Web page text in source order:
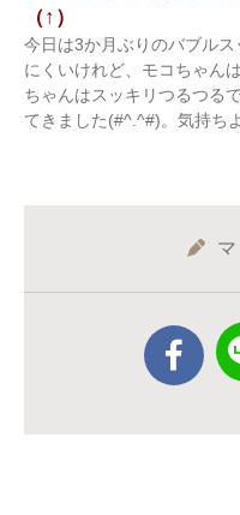
（↑）
今日は3か月ぶりのバブル
にくいけれど、モコちゃん
ちゃんはスッキリつるつる
てきました(#^.^#)。気持ち